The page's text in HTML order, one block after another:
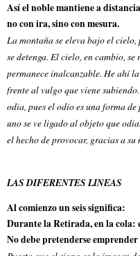
Así el noble mantiene a
no con ira, sino con mesura.
La montaña se eleva bajo el
se detenga. El cielo, en cambio,
permanece inalcanzable. He ahí
frente al vulgo que viene
odia, pues el odio es una forma
uno se ve ligado al objeto que
el hecho de provocar, gracias a
LAS DIFERENTES LINEAS
Al comienzo un seis significa:
Durante la Retirada, en la cola:
No debe pretenderse